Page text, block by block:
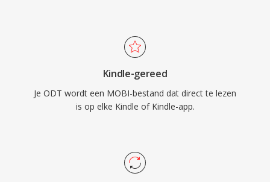
Kindle-gereed
Je ODT wordt een MOBI-bestand dat direct te lezen
is op elke Kindle of Kindle-app.